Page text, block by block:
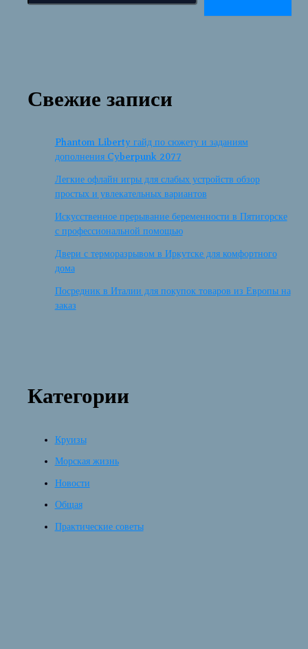
Свежие записи
Phantom Liberty гайд по сюжету и заданиям
дополнения Cyberpunk 2077
Легкие офлайн игры для слабых устройств обзор
простых и увлекательных вариантов
Искусственное прерывание беременности в Пятигорске
с профессиональной помощью
Двери с терморазрывом в Иркутске для комфортного
дома
Посредник в Италии для покупок товаров из Европы на
заказ
Категории
Круизы
Морская жизнь
Новости
Общая
Практические советы